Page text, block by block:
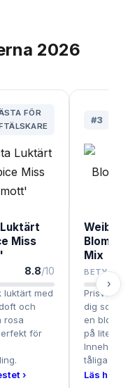
2026
FÖR
Miss
8.8/10
luktärt med
och
rosa
för
›
#3
Mix
BETYG
Prisvärd
dig som
en
på liten
tåliga
Läs hela
›